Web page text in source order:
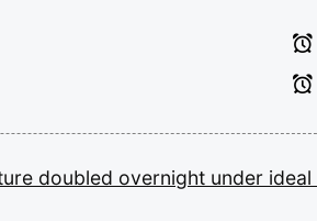
doubled overnight under ideal